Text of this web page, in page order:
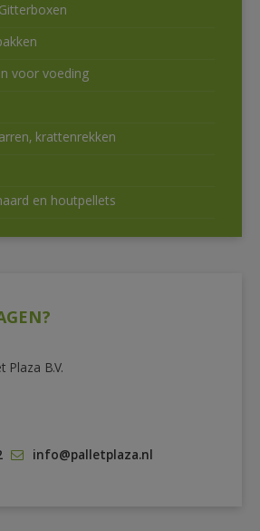
voor voeding
krattenrekken
en houtpellets
Plaza B.V.
info@palletplaza.nl